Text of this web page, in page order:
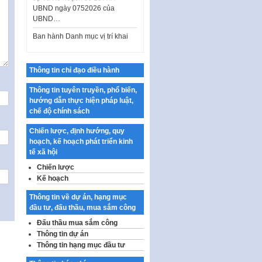
UBND…
Ban hành Danh mục vị trí khai
thác quảng cáo trên địa bàn
Kế hoạch Tổ chức Cuộc thi
chính luận về bảo vệ nền tảng tư
tưởng của Đảng…
Công bố công khai dự toán kinh
phí xây dựng pháp luật, hoàn
thiện thể chế, chính…
Quy định về nghiên cứu, ứng
dụng khoa học, công nghệ, đổi
mới sáng tạo và chuyển…
Quy định chi tiết và hướng dẫn
thi hành một số điều của Luật Lý
lịch tư…
Sửa đổi, bổ sung một số nội
dung tại Nghị quyết số 30/NQ-
CP ngày 24 tháng 02…
Ban hành Chương trình hành
Thông tin chỉ đạo điều hành
Thông tin tuyên truyền, phổ biến,
hướng dẫn thực hiện pháp luật,
chế độ chính sách
Chiến lược, định hướng, quy
hoạch, kế hoạch phát triển kinh
tế xã hội
Chiến lược
Kế hoạch
Thông tin về dự án, hạng mục
đầu tư, đấu thầu, mua sắm công
Đấu thầu mua sắm công
Thông tin dự án
Thông tin hạng mục đầu tư